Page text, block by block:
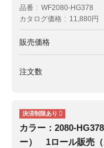
品番
WF2080-HG378
カタログ価格
11,880円
販売価格
注文数
カラー：2080-
ー） 1ロール販売（